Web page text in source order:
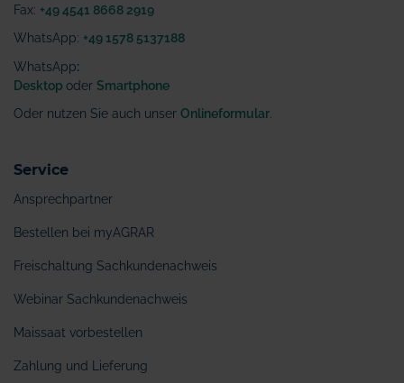
Fax: +49 4541 8668 2919
WhatsApp: +49 1578 5137188
WhatsApp:
Desktop oder Smartphone
Oder nutzen Sie auch unser Onlineformular
Service
Ansprechpartner
Bestellen bei myAGRAR
Freischaltung Sachkundenachweis
Webinar Sachkundenachweis
Maissaat vorbestellen
Zahlung und Lieferung